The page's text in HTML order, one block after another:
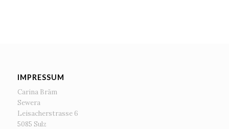
IMPRESSUM
Carina Bräm
Sewera
Leisacherstrasse 6
5085 Sulz